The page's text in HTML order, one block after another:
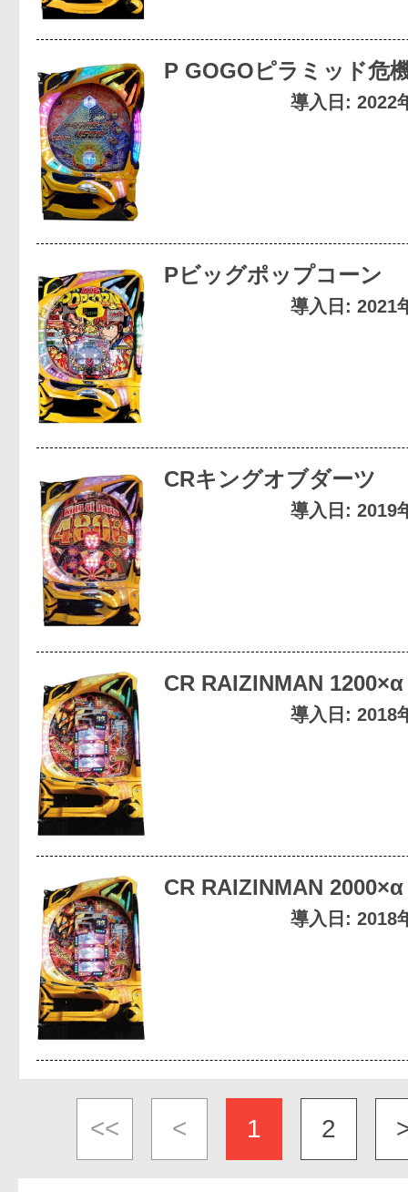
P GOGOピラミッド危
導入日: 2022
Pビッグポップコーン
導入日: 2021
CRキングオブダーツ
導入日: 2019
CR RAIZINMAN 1200×α
導入日: 2018
CR RAIZINMAN 2000×α
導入日: 2018
<< < 1 2